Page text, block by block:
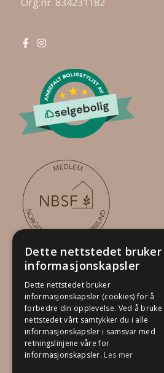
Din Boligstylist AS
Vi tilbyr boligstyling i
Asker, Bærum, Kongsberg,
Dette nettstedet bruker
informasjonskapsler
Dette nettstedet bruker
informasjonskapsler (cookies) for å
forbedre din opplevelse. Ved å bruke
nettstedet vårt samtykker du i alle
informasjonskapsler i samsvar med
retningslinjene våre for
informasjonskapsler. Les mer